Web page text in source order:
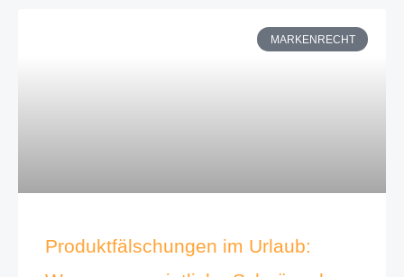
MARKENRECHT
Produktfälschungen im Urlaub: